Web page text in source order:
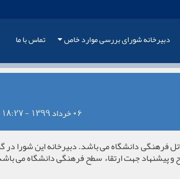
دبیرخانه شورای بررسی موارد خاص تماس با ما
06 خرداد 1399 - 18:27
فرهنگی دانشگاه می باشد. دبیرخانه این شورا در
و پیشنهاد جهت ارتقاء سطح فرهنگی دانشگاه می